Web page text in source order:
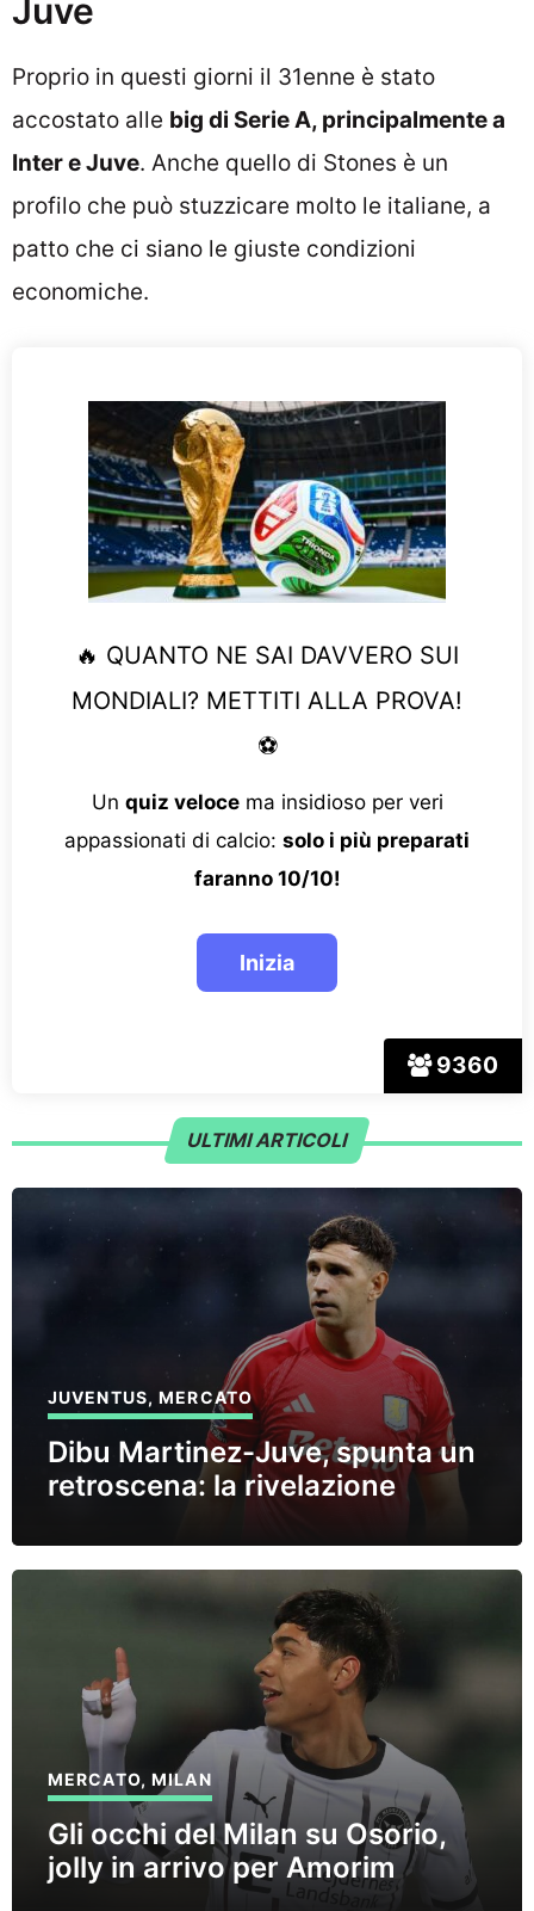
Juve
Proprio in questi giorni il 31enne è stato
accostato alle big di Serie A, principalmente a
Inter e Juve. Anche quello di Stones è un
profilo che può stuzzicare molto le italiane, a
patto che ci siano le giuste condizioni
economiche.
9360
🔥 QUANTO NE SAI DAVVERO SUI
MONDIALI? METTITI ALLA PROVA!
⚽
Un quiz velocema insidioso per veri
appassionati di calcio: solo i più preparati
faranno 10/10!
ULTIMI ARTICOLI
JUVENTUS,MERCATO
Dibu Martinez-Juve, spunta un
retroscena: la rivelazione
MERCATO,MILAN
Gli occhi del Milan su Osorio,
jolly in arrivo per Amorim